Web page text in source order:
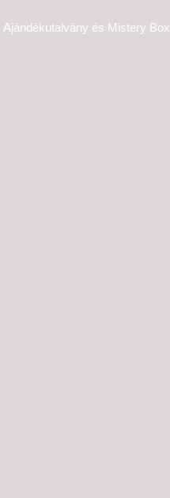
Ajándékutalvány és Mistery Box